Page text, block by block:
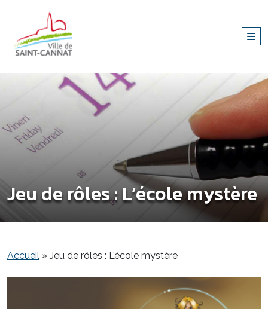
Jeu de rôles : L’école mystère
Accueil » Jeu de rôles : L’école mystère